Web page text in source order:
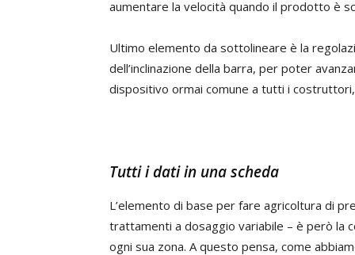
aumentare la velocità quando il prodotto è
Ultimo elemento da sottolineare è la
dell’inclinazione della barra, per poter
dispositivo ormai comune a tutti i
Tutti i dati in una scheda
L’elemento di base per fare agricoltura di
trattamenti a dosaggio variabile – è però la
ogni sua zona. A questo pensa, come